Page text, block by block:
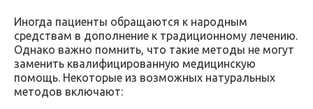
Иногда пациенты обращаются к народным
средствам в дополнение к традиционному лечению.
Однако важно помнить, что такие методы не могут
заменить квалифицированную медицинскую
помощь. Некоторые из возможных натуральных
методов включают: